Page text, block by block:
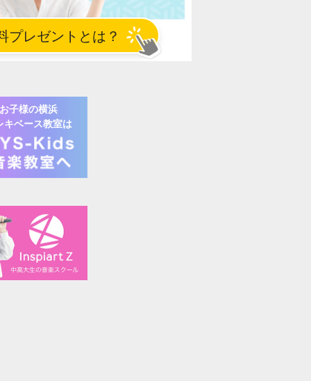
お子様の横浜
キベース教室は